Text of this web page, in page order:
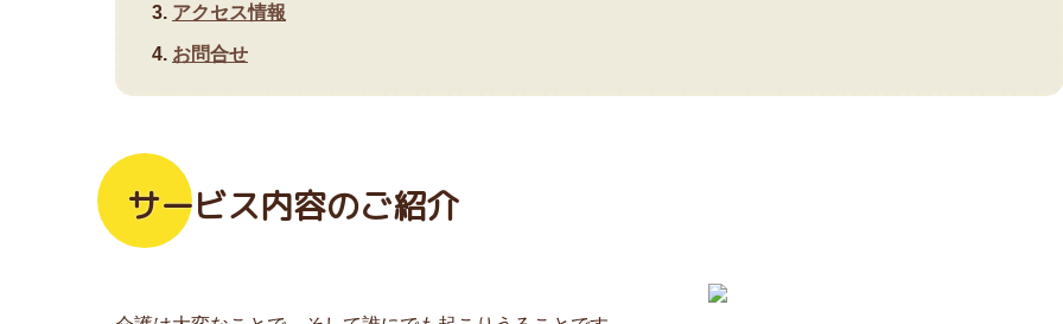
アクセス情報
お問合せ
サービス内容のご紹介